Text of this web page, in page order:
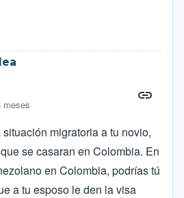
meses
migratoria a tu novio,
se casaran en Colombia. En
en Colombia, podrías tú
a tu esposo le den la visa